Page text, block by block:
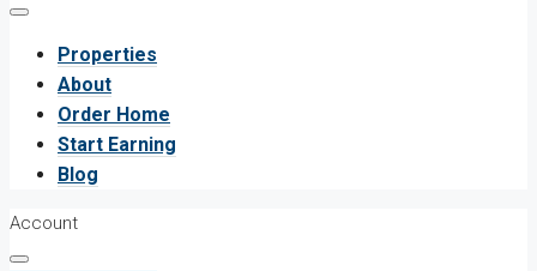
Properties
About
Order Home
Start Earning
Blog
Account